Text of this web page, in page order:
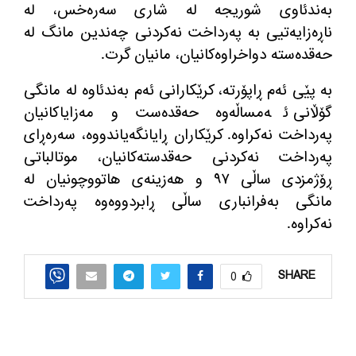
بهندئاوی شوریجه له شاری سهرهخس، له
ناڕهزایهتیی به پهرداخت نهكردنی چهندین مانگ له
حهقدهسته دواخراوهكانیان، مانیان گرت.
به پێی ئهم ڕاپۆرته، كرێكارانی ئهم بهندئاوه له مانگی
گۆڵانی ئهمساڵهوه ‌حهقدهست و مهزایاكانیان
پهرداخت نهكراوه‌.كرێكاران ڕایانگهیاندووه، سهرهڕای
پهرداخت نهكردنی حهقدستهكانیان، موتالباتی
ڕۆژمزدی ساڵی ٩٧ و هه
زینهی هاتووچونیان له
مانگی بهفرانباری ساڵی ڕابردووهوه پهرداخت
نهكراوه‌.
SHARE
0